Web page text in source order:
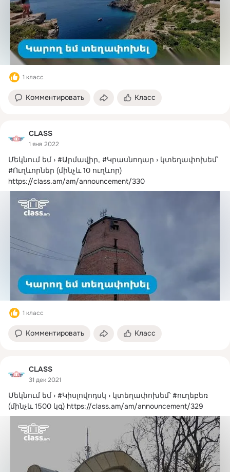
1 класс
Комментировать Класс
CLASS
1 янв 2022
Մեկնում եմ › #Արմավիր, #Կրասնոդար › կտեղափոխեմ՝
#Ուղևորներ (մինչև 10 ուղևոր)
https://class.am/am/announcement/330
1 класс
Комментировать Класс
CLASS
31 дек 2021
Մեկնում եմ › #Կիսլովոդսկ › կտեղափոխեմ՝ #ուղեբեռ
(մինչև 1500 կգ) https://class.am/am/announcement/329